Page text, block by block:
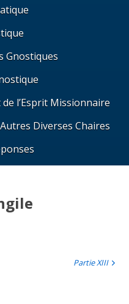
Gnostiques
l’Esprit Missionnaire
Diverses Chaires
Partie XIII